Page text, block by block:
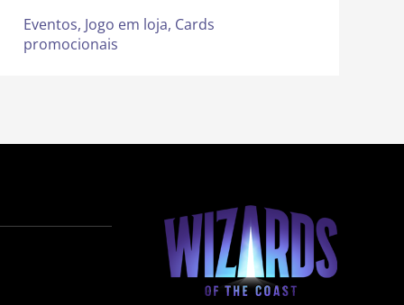
Eventos, Jogo em loja, Cards
promocionais